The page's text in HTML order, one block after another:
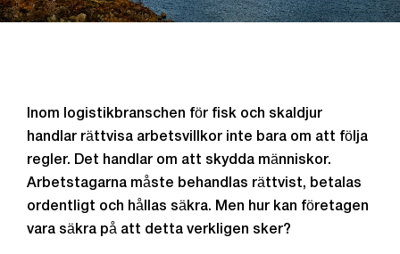
Inom logistikbranschen för fisk och skaldjur
handlar rättvisa arbetsvillkor inte bara om att följa
regler. Det handlar om att skydda människor.
Arbetstagarna måste behandlas rättvist, betalas
ordentligt och hållas säkra. Men hur kan företagen
vara säkra på att detta verkligen sker?